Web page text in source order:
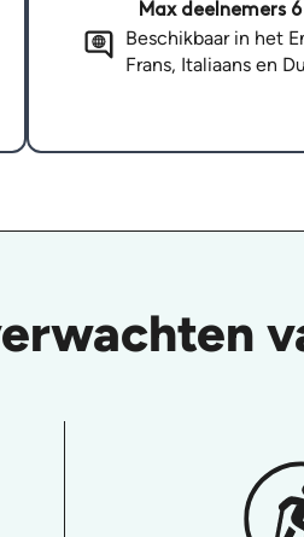
Max deelnemers 6
Beschikbaar in het
Frans, Italiaans en